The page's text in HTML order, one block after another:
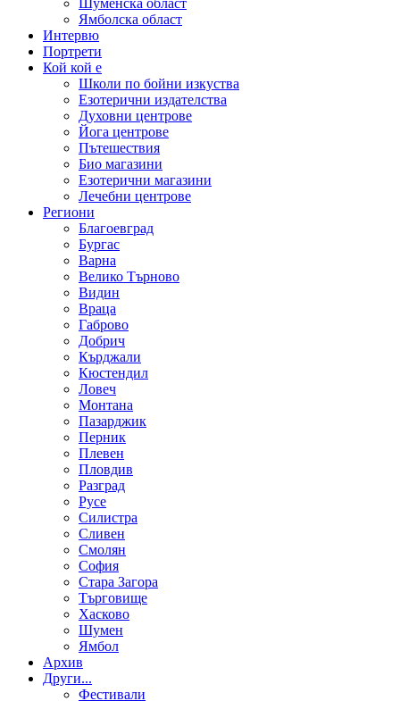
Шуменска област
Ямболска област
Интервю
Портрети
Кой кой е
Школи по бойни изкуства
Езотерични издателства
Духовни центрове
Йога центрове
Пътешествия
Био магазини
Езотерични магазини
Лечебни центрове
Региони
Благоевград
Бургас
Варна
Велико Търново
Видин
Враца
Габрово
Добрич
Кърджали
Кюстендил
Ловеч
Монтана
Пазарджик
Перник
Плевен
Пловдив
Разград
Русе
Силистра
Сливен
Смолян
София
Стара Загора
Търговище
Хасково
Шумен
Ямбол
Aрхив
Други...
Фестивали